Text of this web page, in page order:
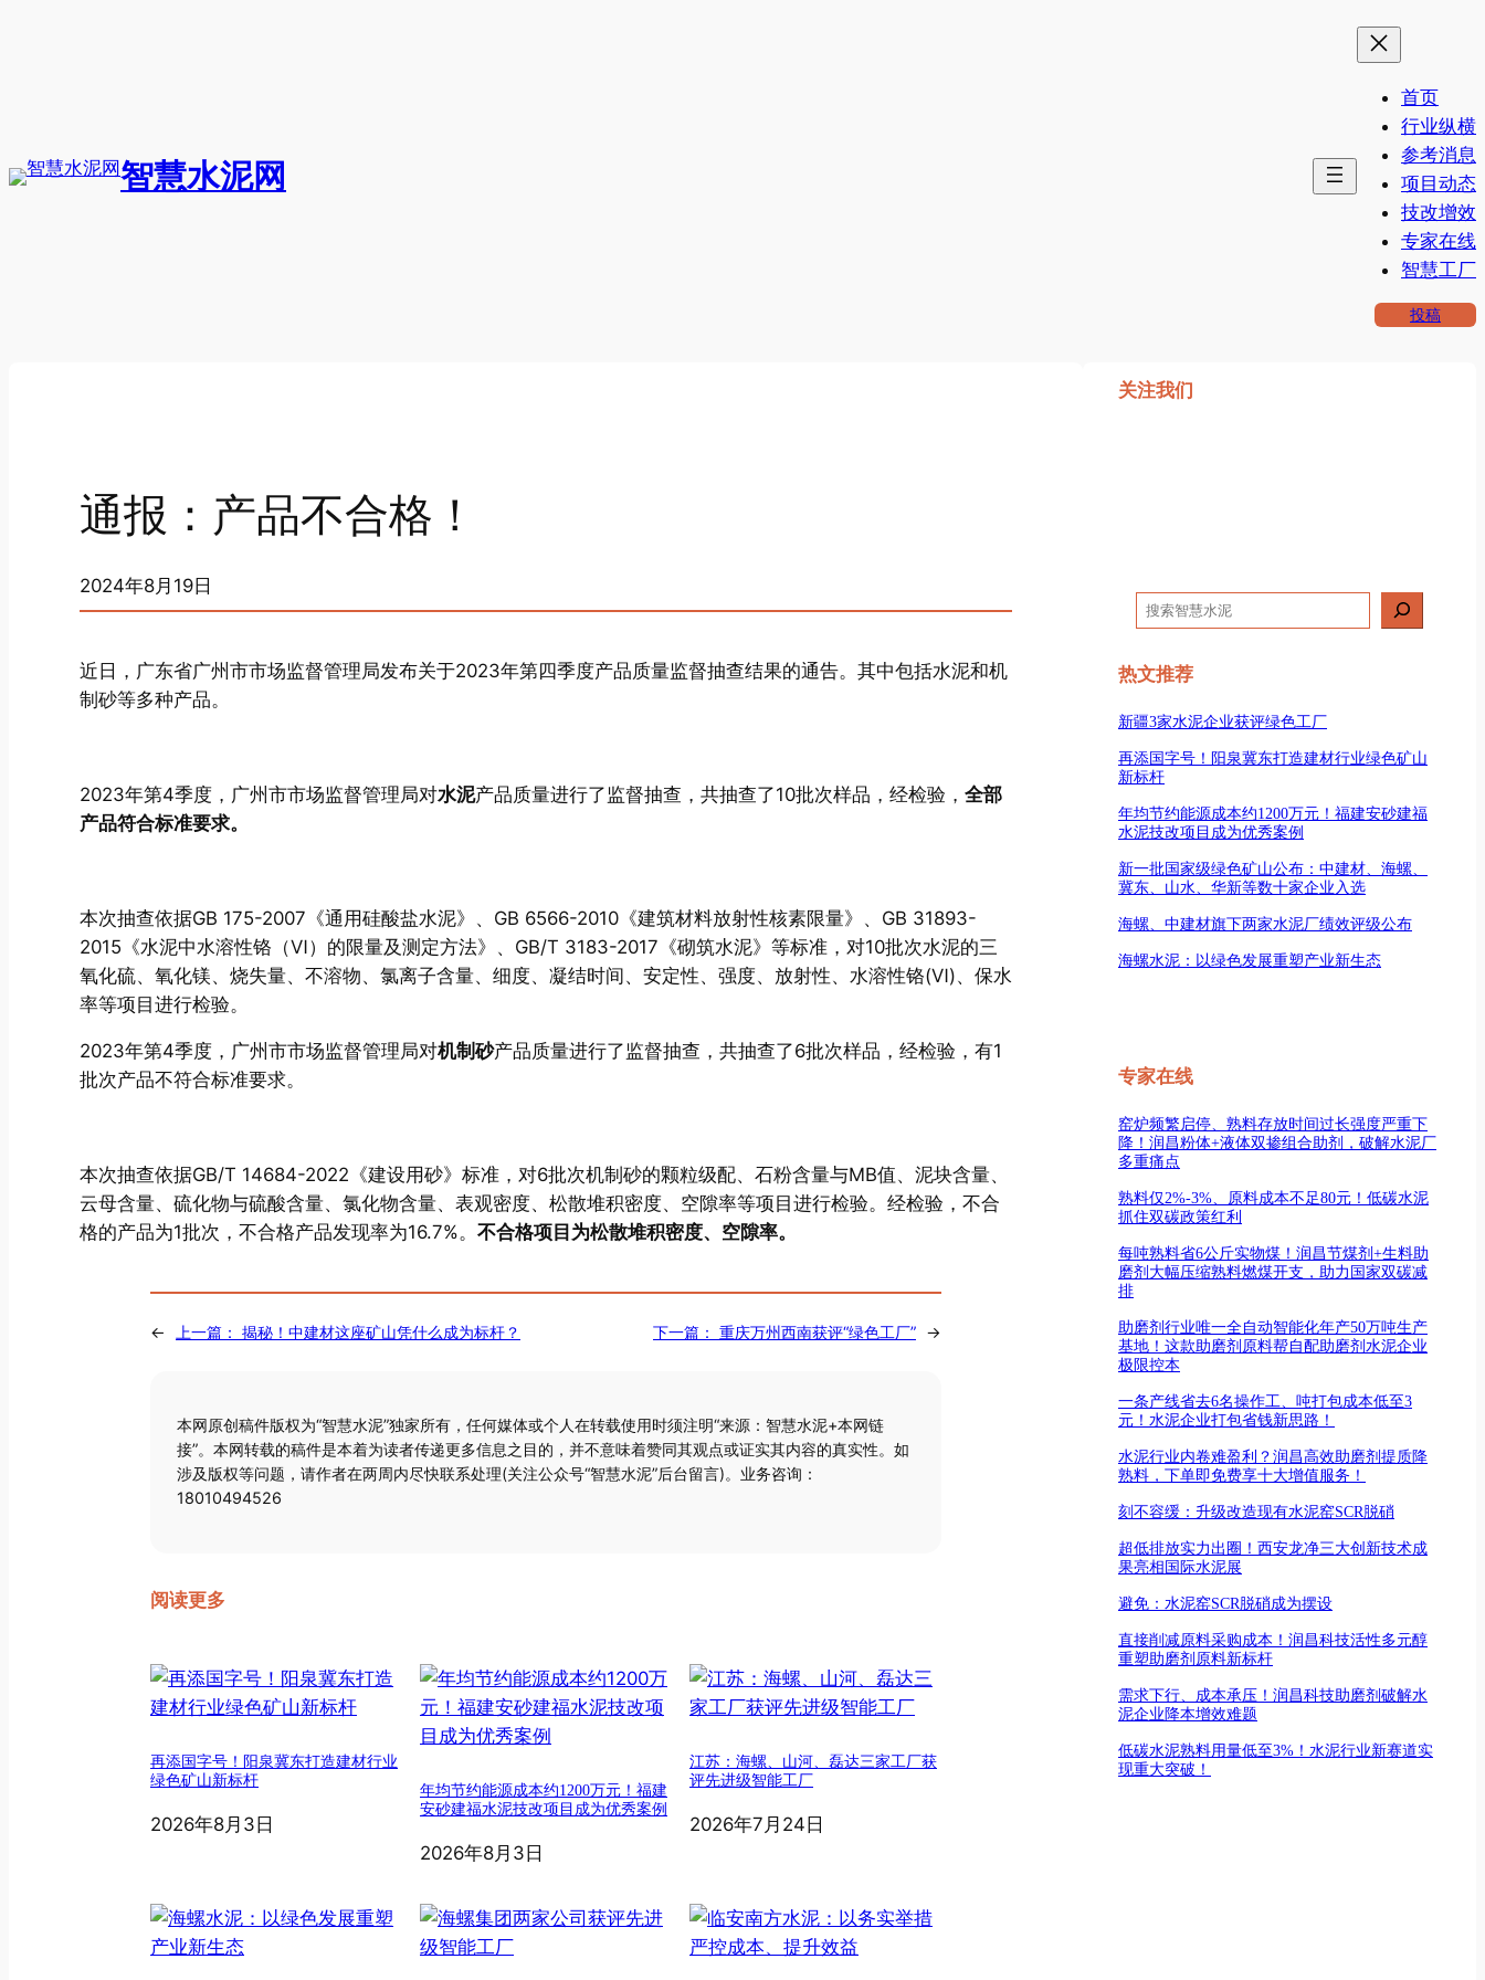
智慧水泥网
首页
行业纵横
参考消息
项目动态
技改增效
专家在线
智慧工厂
投稿
通报：产品不合格！
2024年8月19日
近日，广东省广州市市场监督管理局发布关于2023年第四季度产品质量监督抽查结果的通告。其中包括水泥和机
制砂等多种产品。
2023年第4季度，广州市市场监督管理局对水泥产品质量进行了监督抽查，共抽查了10批次样品，经检验， 全部
产品符合标准要求。
本次抽查依据GB 175-2007《通用硅酸盐水泥》、GB 6566-2010《建筑材料放射性核素限量》、GB 31893-
2015《水泥中水溶性铬（Ⅵ）的限量及测定方法》、GB/T 3183-2017《砌筑水泥》等标准，对10批次水泥的三
氧化硫、氧化镁、烧失量、不溶物、氯离子含量、细度、凝结时间、安定性、强度、放射性、水溶性铬(Ⅵ)、保水
率等项目进行检验。
2023年第4季度，广州市市场监督管理局对机制砂产品质量进行了监督抽查，共抽查了6批次样品，经检验，有1
批次产品不符合标准要求。
本次抽查依据GB/T 14684-2022《建设用砂》标准，对6批次机制砂的颗粒级配、石粉含量与MB值、泥块含量、
云母含量、硫化物与硫酸含量、氯化物含量、表观密度、松散堆积密度、空隙率等项目进行检验。经检验，不合
格的产品为1批次，不合格产品发现率为16.7%。 不合格项目为松散堆积密度、空隙率。
← 上一篇： 揭秘！中建材这座矿山凭什么成为标杆？ 下一篇： 重庆万州西南获评“绿色工厂” →
本网原创稿件版权为“智慧水泥”独家所有，任何媒体或个人在转载使用时须注明“来源：智慧水泥+本网链
接”。本网转载的稿件是本着为读者传递更多信息之目的，并不意味着赞同其观点或证实其内容的真实性。如
涉及版权等问题，请作者在两周内尽快联系处理(关注公众号“智慧水泥”后台留言)。业务咨询：
18010494526
阅读更多
再添国字号！阳泉冀东打造建材行业
绿色矿山新标杆
2026年8月3日
年均节约能源成本约1200万元！福建
安砂建福水泥技改项目成为优秀案例
2026年8月3日
江苏：海螺、山河、磊达三家工厂获
评先进级智能工厂
2026年7月24日
关注我们
搜
索
热文推荐
新疆3家水泥企业获评绿色工厂
再添国字号！阳泉冀东打造建材行业绿色矿山
新标杆
年均节约能源成本约1200万元！福建安砂建福
水泥技改项目成为优秀案例
新一批国家级绿色矿山公布：中建材、海螺、
冀东、山水、华新等数十家企业入选
海螺、中建材旗下两家水泥厂绩效评级公布
海螺水泥：以绿色发展重塑产业新生态
专家在线
窑炉频繁启停、熟料存放时间过长强度严重下
降！润昌粉体+液体双掺组合助剂，破解水泥厂
多重痛点
熟料仅2%-3%、原料成本不足80元！低碳水泥
抓住双碳政策红利
每吨熟料省6公斤实物煤！润昌节煤剂+生料助
磨剂大幅压缩熟料燃煤开支，助力国家双碳减
排
助磨剂行业唯一全自动智能化年产50万吨生产
基地！这款助磨剂原料帮自配助磨剂水泥企业
极限控本
一条产线省去6名操作工、吨打包成本低至3
元！水泥企业打包省钱新思路！
水泥行业内卷难盈利？润昌高效助磨剂提质降
熟料，下单即免费享十大增值服务！
刻不容缓：升级改造现有水泥窑SCR脱硝
超低排放实力出圈！西安龙净三大创新技术成
果亮相国际水泥展
避免：水泥窑SCR脱硝成为摆设
直接削减原料采购成本！润昌科技活性多元醇
重塑助磨剂原料新标杆
需求下行、成本承压！润昌科技助磨剂破解水
泥企业降本增效难题
低碳水泥熟料用量低至3%！水泥行业新赛道实
现重大突破！